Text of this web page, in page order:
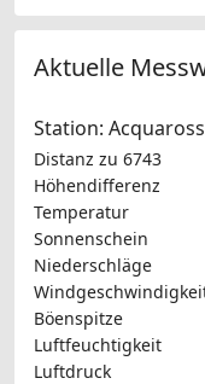
Aktuelle
Station:
Distanz zu 6743
Höhendifferenz
Temperatur
Sonnenschein
Niederschläge
Böenspitze
Luftfeuchtigkeit
Luftdruck